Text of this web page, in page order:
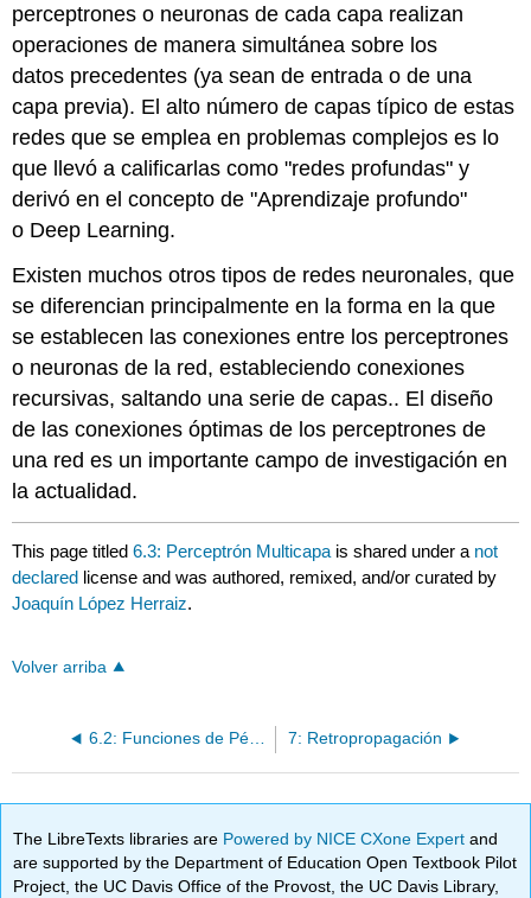
perceptrones o neuronas de cada capa realizan
operaciones de manera simultánea sobre los
datos precedentes (ya sean de entrada o de una
capa previa). El alto número de capas típico de estas
redes que se emplea en problemas complejos es lo
que llevó a calificarlas como "redes profundas" y
derivó en el concepto de "Aprendizaje profundo"
o Deep Learning.
Existen muchos otros tipos de redes neuronales, que
se diferencian principalmente en la forma en la que
se establecen las conexiones entre los perceptrones
o neuronas de la red, estableciendo conexiones
recursivas, saltando una serie de capas.. El diseño
de las conexiones óptimas de los perceptrones de
una red es un importante campo de investigación en
la actualidad.
This page titled6.3: Perceptrón Multicapa is shared under a not
declared license and was authored, remixed, and/or curated by
Joaquín López Herraiz.
Volver arriba
6.2: Funciones de Pérdida 7: Retropropagación
The LibreTexts libraries are Powered by NICE CXone Expertand
are supported by the Department of Education Open Textbook Pilot
Project, the UC Davis Office of the Provost, the UC Davis Library,